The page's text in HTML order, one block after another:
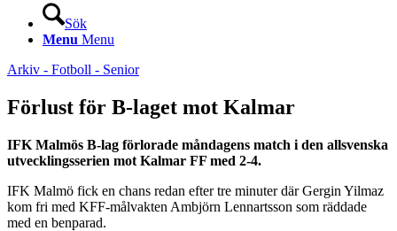
Sök
Menu Menu
Arkiv - Fotboll - Senior
Förlust för B-laget mot Kalmar
IFK Malmös B-lag förlorade måndagens match i den allsvenska
utvecklingsserien mot Kalmar FF med 2-4.
IFK Malmö fick en chans redan efter tre minuter där Gergin Yilmaz
kom fri med KFF-målvakten Ambjörn Lennartsson som räddade
med en benparad.